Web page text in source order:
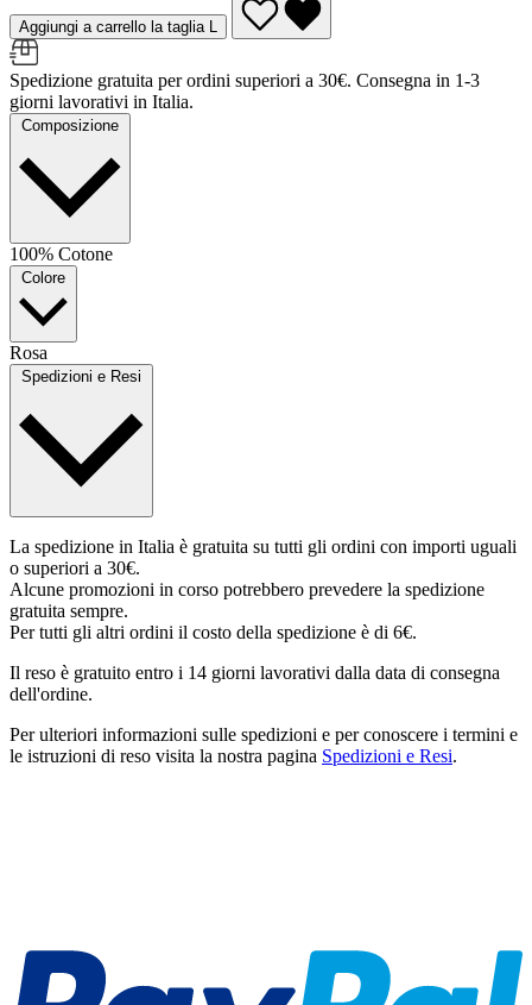
Aggiungi a carrello la taglia L
Spedizione gratuita per ordini superiori a 30€. Consegna in 1-3
giorni lavorativi in Italia.
Composizione
100% Cotone
Colore
Rosa
Spedizioni e Resi
La spedizione in Italia è gratuita su tutti gli ordini con importi uguali
o superiori a 30€.
Alcune promozioni in corso potrebbero prevedere la spedizione
gratuita sempre.
Per tutti gli altri ordini il costo della spedizione è di 6€.
Il reso è gratuito entro i 14 giorni lavorativi dalla data di consegna
dell'ordine.
Per ulteriori informazioni sulle spedizioni e per conoscere i termini e
le istruzioni di reso visita la nostra pagina Spedizioni e Resi.